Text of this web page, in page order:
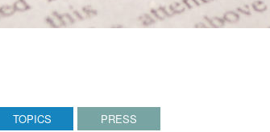
TOPICS PRESS